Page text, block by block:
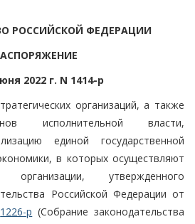
РОССИЙСКОЙ ФЕДЕРАЦИИ
2022 г. N 1414-р
организаций, а также
исполнительной власти,
единой государственной
в которых осуществляют
утвержденного
Российской Федерации от
1226-р (Собрание законодательства